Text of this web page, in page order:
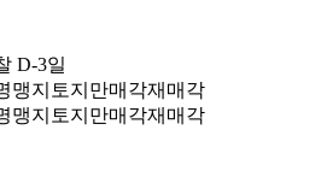
D-3일
맹지 토지만매각재매각
맹지 토지만매각재매각